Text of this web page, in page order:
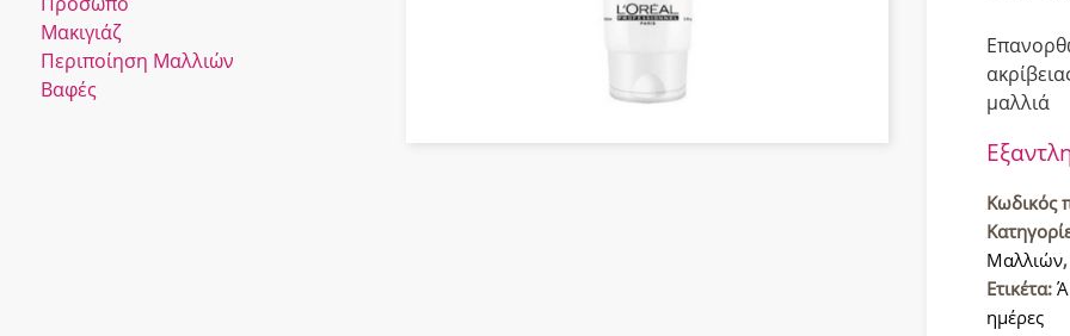
Μακιγιάζ
Περιποίηση Μαλλιών
Βαφές
μαλλιά
Κωδικός
Μαλλιών
Ετικέτα:
ημέρες